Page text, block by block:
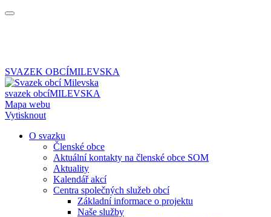
SVAZEK OBCÍMILEVSKA
svazek obcíMILEVSKA
Mapa webu
Vytisknout
O svazku
Členské obce
Aktuální kontakty na členské obce SOM
Aktuality
Kalendář akcí
Centra společných služeb obcí
Základní informace o projektu
Naše služby